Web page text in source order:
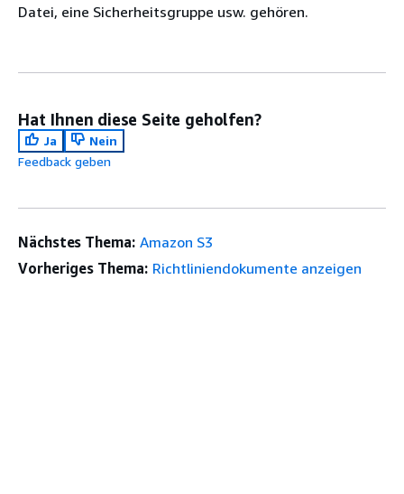
Datei, eine Sicherheitsgruppe usw. gehören.
Hat Ihnen diese Seite geholfen?
Ja
Nein
Feedback geben
Nächstes Thema: Amazon S3
Vorheriges Thema: Richtliniendokumente anzeigen